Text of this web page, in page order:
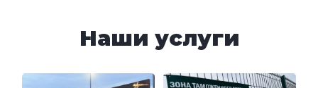
Наши услуги